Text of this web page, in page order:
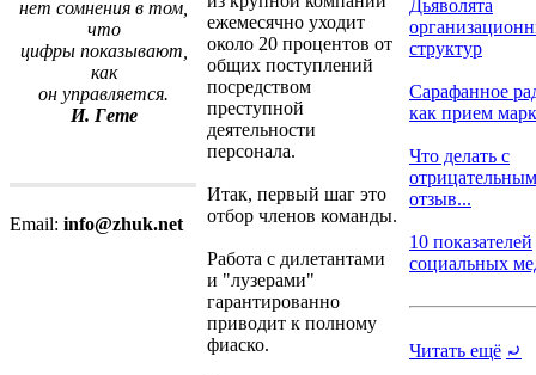
нет сомнения в том,
что
цифры показывают,
как
он управляется.
И. Гете
Email: info@zhuk.net
ежемесячно уходит
около 20 процентов от
общих поступлений
посредством
преступной
деятельности
персонала.
Итак, первый шаг это
отбор членов команды.
Работа с дилетантами
и "лузерами"
гарантированно
приводит к полному
фиаско.
Дьяволята
структур
Сарафанное
как прием
Что делать с
отзыв...
10 показателей
социальных
Читать ещё ⤾